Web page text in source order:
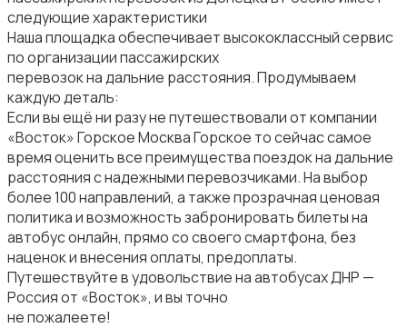
следующие характеристики
Наша площадка обеспечивает высококлассный сервис
по организации пассажирских
перевозок на дальние расстояния. Продумываем
каждую деталь:
Если вы ещё ни разу не путешествовали от компании
«Восток» Горское Москва Горское то сейчас самое
время оценить все преимущества поездок на дальние
расстояния с надежными перевозчиками. На выбор
более 100 направлений, а также прозрачная ценовая
политика и возможность забронировать билеты на
автобус онлайн, прямо со своего смартфона, без
наценок и внесения оплаты, предоплаты.
Путешествуйте в удовольствие на автобусах ДНР —
Россия от «Восток», и вы точно
не пожалеете!